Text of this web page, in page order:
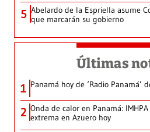
5 Abelardo de la Espriella asume
que marcarán su gobierno
Últimas
1 Panamá hoy de ‘Radio Panamá’
2 Onda de calor en Panamá:
extrema en Azuero hoy